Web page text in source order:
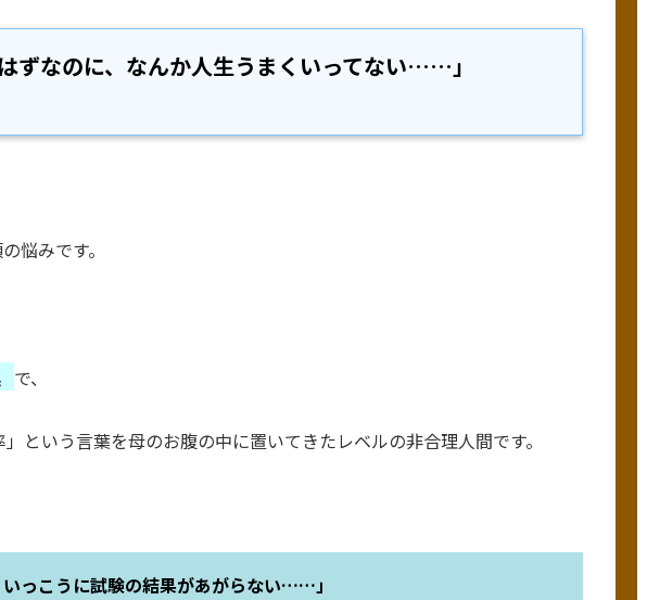
ずなのに、なんか人生うまくいってない……」
悩みです。
で、
という言葉を母のお腹の中に置いてきたレベルの非合理人間です。
いっこうに試験の結果があがらない……」